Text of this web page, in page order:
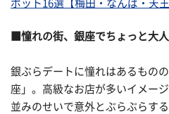
ポット16選【梅田・なんば・天王
■憧れの街、銀座でちょっと大
銀ぶらデートに憧れはあるもの
座」。高級なお店が多いイメー
並みのせいで意外とぶらぶらす